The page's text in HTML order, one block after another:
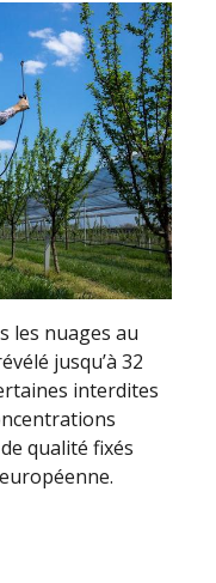
les nuages au
jusqu’à 32
interdites
qualité fixés